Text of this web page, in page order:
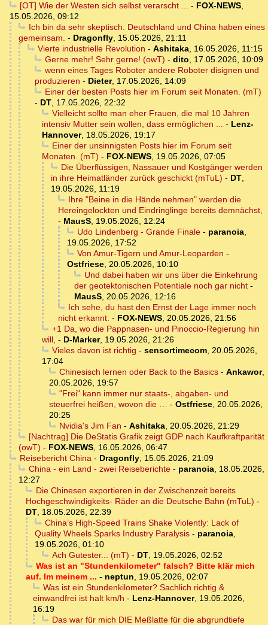
[OT] Wie der Westen sich selbst verarscht ... - FOX-NEWS,
15.05.2026, 09:12
Ich bin da sehr skeptisch. Deutschland und China haben eines
gemeinsam. - Dragonfly, 15.05.2026, 21:11
Vierte industrielle Revolution - Ashitaka, 16.05.2026, 11:15
Gerne mehr! Sehr gerne! (owT) - dito, 17.05.2026, 10:09
wenn eines Tages Roboter andere Roboter disignen und
produzieren - Dieter, 17.05.2026, 14:09
Einer der besten Posts hier im Forum seit Monaten. (mT)
- DT, 17.05.2026, 22:32
Vielleicht sollte man eher Frauen, die mal 10 Jahren
intensiv Mutter sein wollen, dass ermöglichen ... - Lenz-
Hannover, 18.05.2026, 19:17
Einer der unsinnigsten Posts hier im Forum seit
Monaten. (mT) - FOX-NEWS, 19.05.2026, 07:05
Die Überflüssigen, Nassauer und Kostgänger werden
in ihre Heimatländer zurück geschickt (mTuL) - DT,
19.05.2026, 11:19
Ihre "Beine in die Hände nehmen" werden die
Hereingelockten und Eindringlinge bereits demnächst,
- MausS, 19.05.2026, 12:24
Udo Lindenberg - Grande Finale- paranoia,
19.05.2026, 17:52
Von Amur-Tigern und Amur-Leoparden -
Ostfriese, 20.05.2026, 10:10
Und dabei haben wir uns über die Einkehrung
der geotektonischen Potentiale noch gar nicht -
MausS, 20.05.2026, 12:16
Ich sehe, du hast den Ernst der Lage immer noch
nicht erkannt. - FOX-NEWS, 20.05.2026, 21:56
+1 Da, wo die Pappnasen- und Pinoccio-Regierung hin
will, - D-Marker, 19.05.2026, 21:26
Vieles davon ist richtig - sensortimecom, 20.05.2026,
17:04
Chinesisch lernen oder Back to the Basics- Ankawor,
20.05.2026, 19:57
"Frei" kann immer nur staats-, abgaben- und
steuerfrei heißen, wovon die … - Ostfriese, 20.05.2026,
20:25
Nvidia's Jim Fan - Ashitaka, 20.05.2026, 21:29
[Nachtrag] Die DeStatis Grafik zeigt GDP nach Kaufkraftparität
(owT) - FOX-NEWS, 16.05.2026, 06:47
Reisebericht China- Dragonfly, 15.05.2026, 21:09
China - ein Land - zwei Reiseberichte- paranoia, 18.05.2026,
12:27
Die Chinesen exportieren in der Zwischenzeit bereits
Hochgeschwindigkeits- Räder an die Deutsche Bahn (mTuL) -
DT, 18.05.2026, 22:39
China’s High-Speed Trains Shake Violently: Lack of
Quality Wheels Sparks Industry Paralysis - paranoia,
19.05.2026, 01:10
Ach Gutester... (mT) - DT, 19.05.2026, 02:52
Was ist an "Stundenkilometer" falsch? Bitte klär mich
auf. Im meinem ... - neptun, 19.05.2026, 02:07
Was ist ein Stundenkilometer? Sachlich richtig &
einwandfrei ist halt km/h - Lenz-Hannover, 19.05.2026,
16:19
Das war für mich DIE Meßlatte für die abgrundtiefe